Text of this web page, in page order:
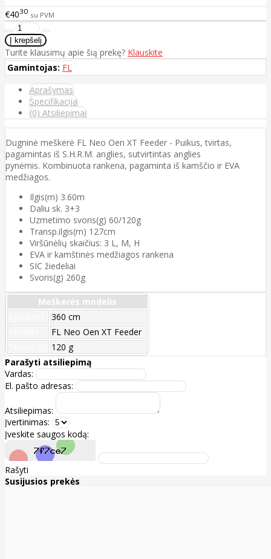
€4030 su PVM
Turite klausimų apie šią prekę? Klauskite
Gamintojas: FL
Aprašymas
Specifikacija
(0) Atsiliepimai
Dugninė meškerė FL Neo Oen XT Feeder - Puikus, tvirtas,
pagamintas iš S.H.R.M. anglies, sutvirtintas anglies
pynėmis. Kombinuota rankena, pagaminta iš kamščio ir EVA
medžiagos.
Ilgis(m) 3.60m
Daliu sk. 3+3
Uzmetimo svoris(g) 60/120g
Transp.ilgis(m) 127cm
Viršūnėlių skaičius: 3 L, M, H
EVA ir kamštinės medžiagos rankena
SIC žiedeliai
Svoris(g) 260g
Meškerės modelis
360 cm
FL Neo Oen XT Feeder
120 g
Parašyti atsiliepimą
Vardas:
El. pašto adresas:
Atsiliepimas:
Įvertinimas:
Įveskite saugos kodą:
Rašyti
Susijusios prekės